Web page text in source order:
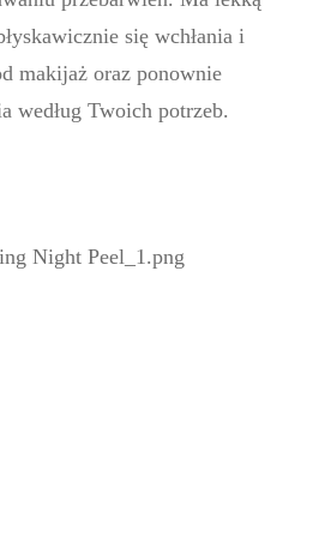
się wchłania i
makijaż oraz ponownie
według Twoich potrzeb.